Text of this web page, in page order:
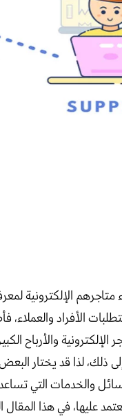
الإلكترونية
الأفراد
الإلكترونية والأرباح
ذلك، لذا قد يختار
والخدمات التي
عليها، في هذا